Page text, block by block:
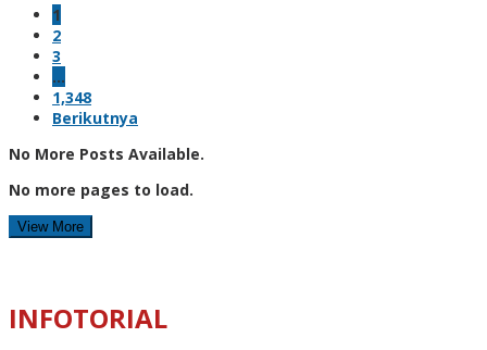
1
2
3
…
1,348
Berikutnya
No More Posts Available.
No more pages to load.
View More
INFOTORIAL